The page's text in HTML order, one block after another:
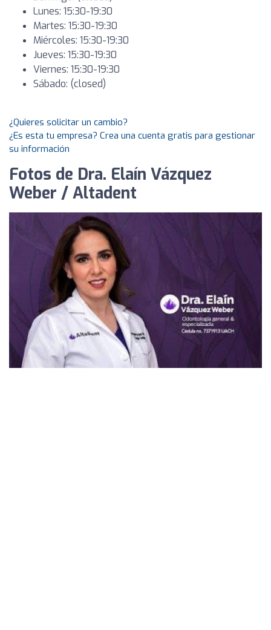
Lunes: 15:30-19:30
Martes: 15:30-19:30
Miércoles: 15:30-19:30
Jueves: 15:30-19:30
Viernes: 15:30-19:30
Sábado: (closed)
¿Quieres solicitar un cambio?
¿Es esta tu empresa? Crea una cuenta gratis para gestionar
su información
Fotos de Dra. Elaín Vázquez
Weber / Altadent